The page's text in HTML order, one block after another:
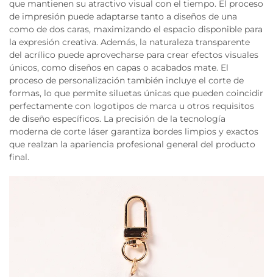
que mantienen su atractivo visual con el tiempo. El proceso
de impresión puede adaptarse tanto a diseños de una
como de dos caras, maximizando el espacio disponible para
la expresión creativa. Además, la naturaleza transparente
del acrílico puede aprovecharse para crear efectos visuales
únicos, como diseños en capas o acabados mate. El
proceso de personalización también incluye el corte de
formas, lo que permite siluetas únicas que pueden coincidir
perfectamente con logotipos de marca u otros requisitos
de diseño específicos. La precisión de la tecnología
moderna de corte láser garantiza bordes limpios y exactos
que realzan la apariencia profesional general del producto
final.